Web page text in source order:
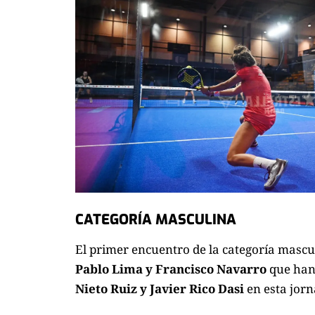
CATEGORÍA MASCULINA
El primer encuentro de la categoría
Pablo Lima y Francisco Navarro que
Nieto Ruiz y Javier Rico Dasi en esta